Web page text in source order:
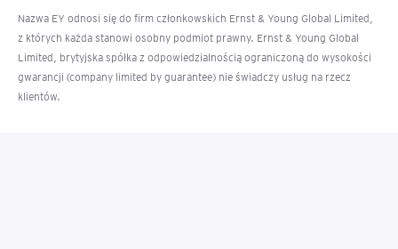
Nazwa EY odnosi się do firm członkowskich Ernst & Young Global Limited,
z których każda stanowi osobny podmiot prawny. Ernst & Young Global
Limited, brytyjska spółka z odpowiedzialnością ograniczoną do wysokości
gwarancji (company limited by guarantee) nie świadczy usług na rzecz
klientów.